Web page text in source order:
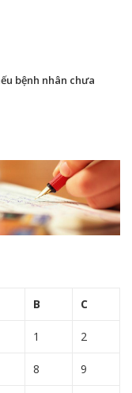
bệnh nhân chưa
B C
1 2
8 9